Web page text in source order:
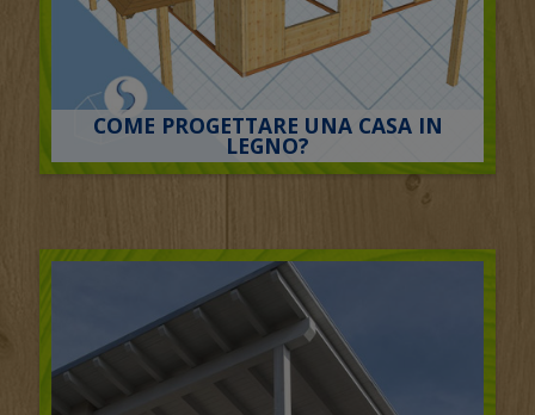
COME PROGETTARE UNA CASA IN
LEGNO?